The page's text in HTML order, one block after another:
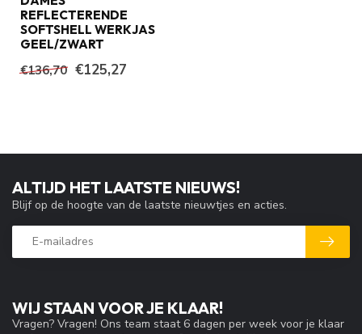
HULP NODIG? WIJ HELPEN JE GRAAG!
Voel je vrij om te vragen, wij zijn er om je te
per mail, telefonisch of via de chat!
-8%